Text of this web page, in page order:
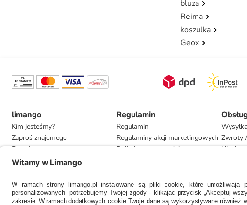
bluza
Reima
koszulka
Geox
limango
Kim jesteśmy?
Zaproś znajomego
Pracuj u nas
Informacje dla prasy
Regulamin
Regulamin
Regulaminy akcji marketingowych
Polityka prywatności
Zwroty